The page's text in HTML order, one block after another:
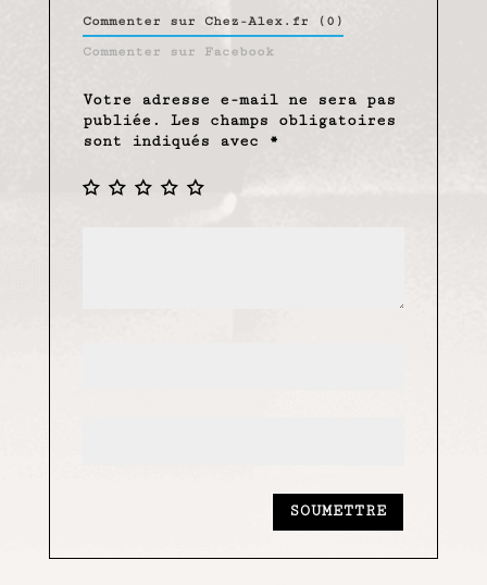
Commenter sur Chez-Alex.fr (0)
Commenter sur Facebook
Votre adresse e-mail ne sera pas
publiée.
Les champs obligatoires
sont indiqués avec
*